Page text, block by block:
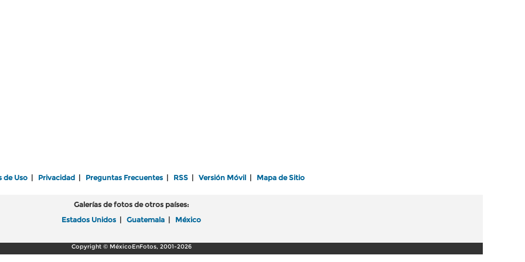
de Uso Privacidad Preguntas Frecuentes RSS Versión Móvil Mapa de Sitio
Galerías de fotos de otros países:
Estados Unidos
Guatemala México
Copyright © MéxicoEnFotos, 2001-2026